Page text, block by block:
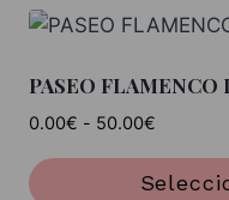
hasta
producto
tiene
Las
opciones
PASEO FLAMENCO
0.00€ - 50.00€
precios: